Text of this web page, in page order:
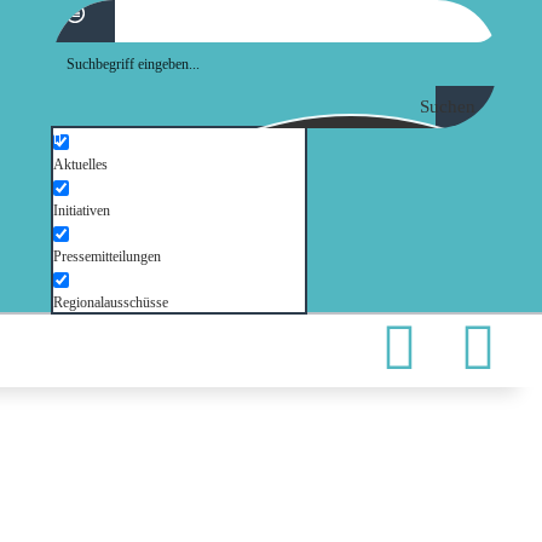
Suchen
Aktuelles
Initiativen
Pressemitteilungen
Regionalausschüsse